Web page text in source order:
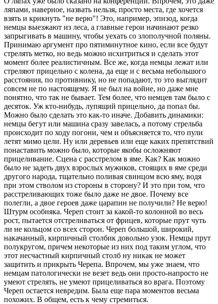
ляпами, наверное, назвать нельзя, просто места, где хочется
взять и крикнуть "не верю"! Это, например, эпизод, когда
немцы выезжают из леса, а главные герои начинают резко
запрыгивать в машину, чтобы уехать со злополучной поляны.
Принимаю аргумент про пятиминутное кино, если все будут
стрелять метко, но ведь можно исхитриться и сделать этот
момент более реалистичным. Все же, когда немцы лежат или
стреляют прицельно с колена, да еще и с весьма небольшого
расстояния, по противнику, но не попадают, то это выглядит
совсем не по настоящему. Я не был на войне, но даже мне
понятно, что так не бывает. Тем более, что немцев там было с
десяток. Уж кто-нибудь, лупящий прицельно, да попал бы.
Можно было сделать это как-то иначе. Добавить динамики:
немцы бегут или машина сразу завелась, а потому стрельба
происходит по ходу погони, чем и объясняется то, что пули
летят мимо цели. Ну или деревьев или еще каких препятствий
понаставить можно было, которые якобы осложняют
прицеливание. Сцена с расстрелом в яме. Как? Как можно
было не задеть двух взрослых мужиков, стоящих в яме среди
другого народа, тщательно поливая свинцом всю яму, водя
при этом стволом из стороны в сторону? И это при том, что
расстреливающих тоже было даже не двое. Почему все
полегли, а двое героев даже царапин не получили? Не верю!
Штурм особняка. Череп стоит за какой-то колонной во весь
рост, пытается отстреливаться от фрицев, которые прут чуть
ли не кольцом со всех сторон. Череп большой, широкий,
накачанный, кирпичный столбик довольно узок. Немцы прут
полукругом, причем некоторые из них под таким углом, что
этот несчастный кирпичный столб ну никак не может
защитить и прикрыть Черепа. Впрочем, мы уже знаем, что
немцам патологически не везет ведь они просто-напросто не
умеют стрелять, не умеют прицеливаться во врага. Поэтому
Череп остается невредим. Была еще пара моментов весьма
похожих. В общем, есть к чему стремиться.